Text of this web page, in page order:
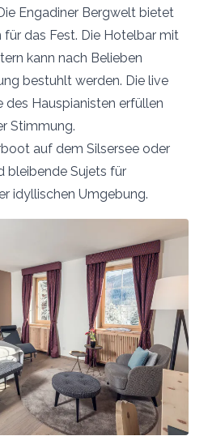
Engadiner Bergwelt bietet
das Fest. Die Hotelbar mit
kann nach Belieben
bestuhlt werden. Die live
des Hauspianisten erfüllen
Stimmung.
auf dem Silsersee oder
bleibende Sujets für
idyllischen Umgebung.